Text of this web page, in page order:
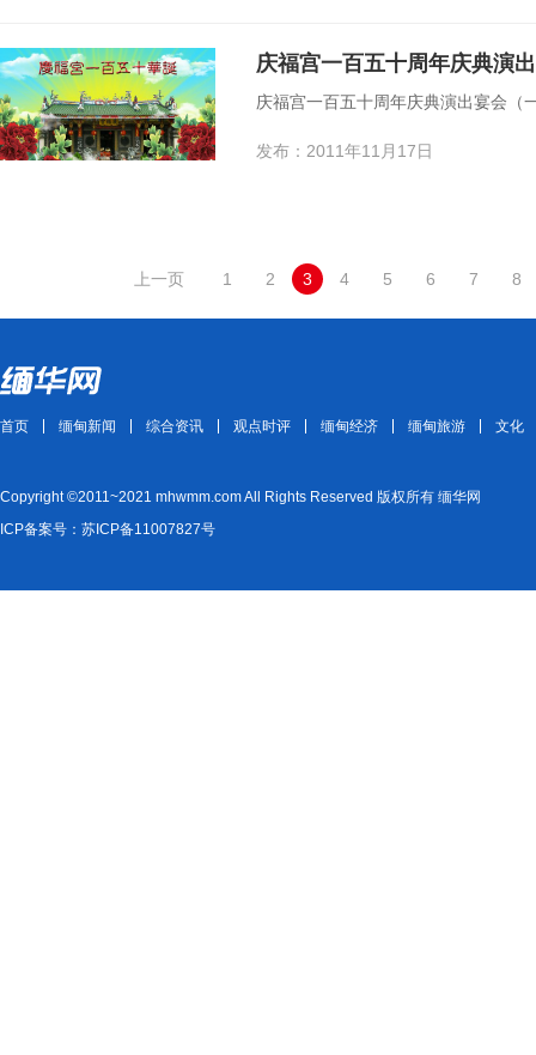
庆福宫一百五十周年庆典演
庆福宫一百五十周年庆典演出宴会（
发布：2011年11月17日
上一页 1 2 3 4 5 6 7 8
首页 缅甸新闻 综合资讯 观点时评 缅甸经济 缅甸旅游 文化
Copyright ©2011~2021 mhwmm.com All Rights Reserved 版权所有 缅华网
ICP备案号：苏ICP备11007827号